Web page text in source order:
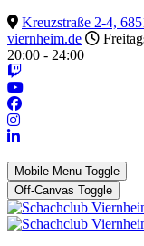
Kreuzstraße 2-4,
viernheim.de
20:00 - 24:00
Mobile Menu Toggle
Off-Canvas Toggle